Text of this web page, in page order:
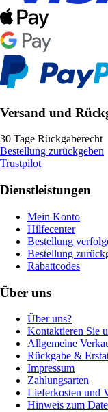
Versand und
30 Tage Rückgaberecht
Bestellung zurückgeben
Trustpilot
Dienstleistungen
Mein Konto
Hilfecenter
Bestellung
Bestellung
Rabattcodes
Über uns
Über uns?
Kontaktieren Sie
Allgemeine
Rückgabe &
Impressum
Zahlungsarten
Lieferkosten und
Hinweis zum